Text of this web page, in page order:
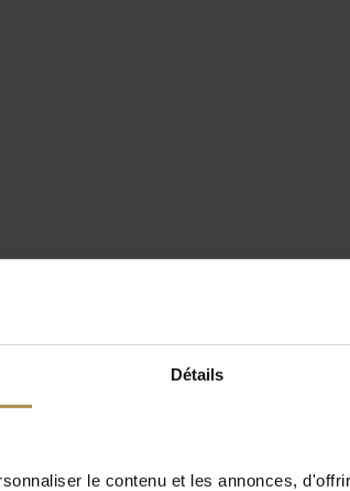
Détails
le contenu et les annonces,